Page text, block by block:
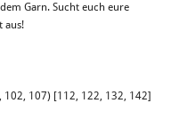
Garn. Sucht euch eure
aus!
102, 107) [112, 122, 132, 142]